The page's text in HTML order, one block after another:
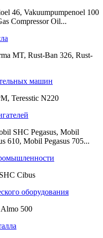
46, Vakuumpumpenoel 100
Compressor Oil...
MT, Rust-Ban 326, Rust-
машин
Teresstic N220
SHC Pegasus, Mobil
610, Mobil Pegasus 705...
Cibus
оборудования
500